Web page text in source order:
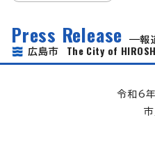
Press Release
報
広島市 The City of
令和6